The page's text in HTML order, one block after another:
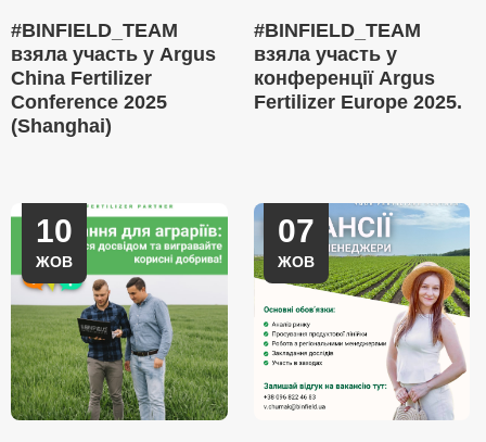
#BINFIELD_TEAM
взяла участь у Argus
China Fertilizer
Conference 2025
(Shanghai)
#BINFIELD_TEAM
взяла участь у
конференції Argus
Fertilizer Europe 2025.
10
ЖОВ
07
ЖОВ